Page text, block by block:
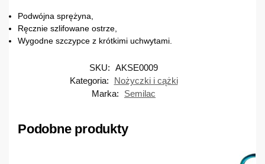
Podwójna sprężyna,
Ręcznie szlifowane ostrze,
Wygodne szczypce z krótkimi uchwytami.
SKU: AKSE0009
Kategoria:
Nożyczki i cążki
Marka:
Semilac
Podobne produkty